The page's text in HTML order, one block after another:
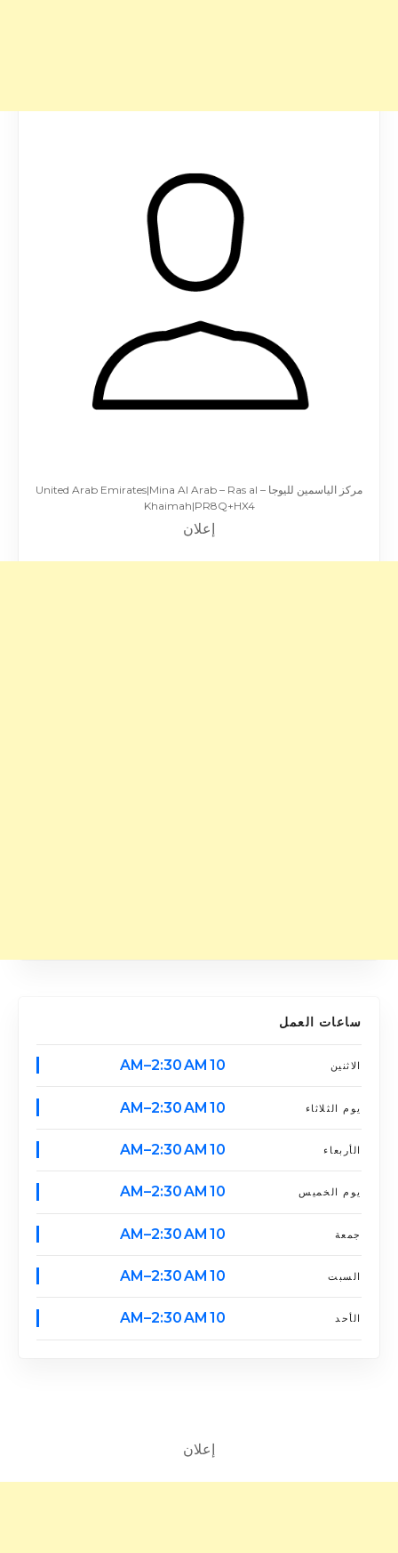
مركز الياسمين لليوجا – United Arab Emirates|Mina Al Arab – Ras al
Khaimah|PR8Q+HX4
إعلان
ساعات العمل
الاثنين 10 AM–2:30 AM
يوم الثلاثاء 10 AM–2:30 AM
الأربعاء 10 AM–2:30 AM
يوم الخميس 10 AM–2:30 AM
جمعة 10 AM–2:30 AM
السبت 10 AM–2:30 AM
الأحد 10 AM–2:30 AM
إعلان